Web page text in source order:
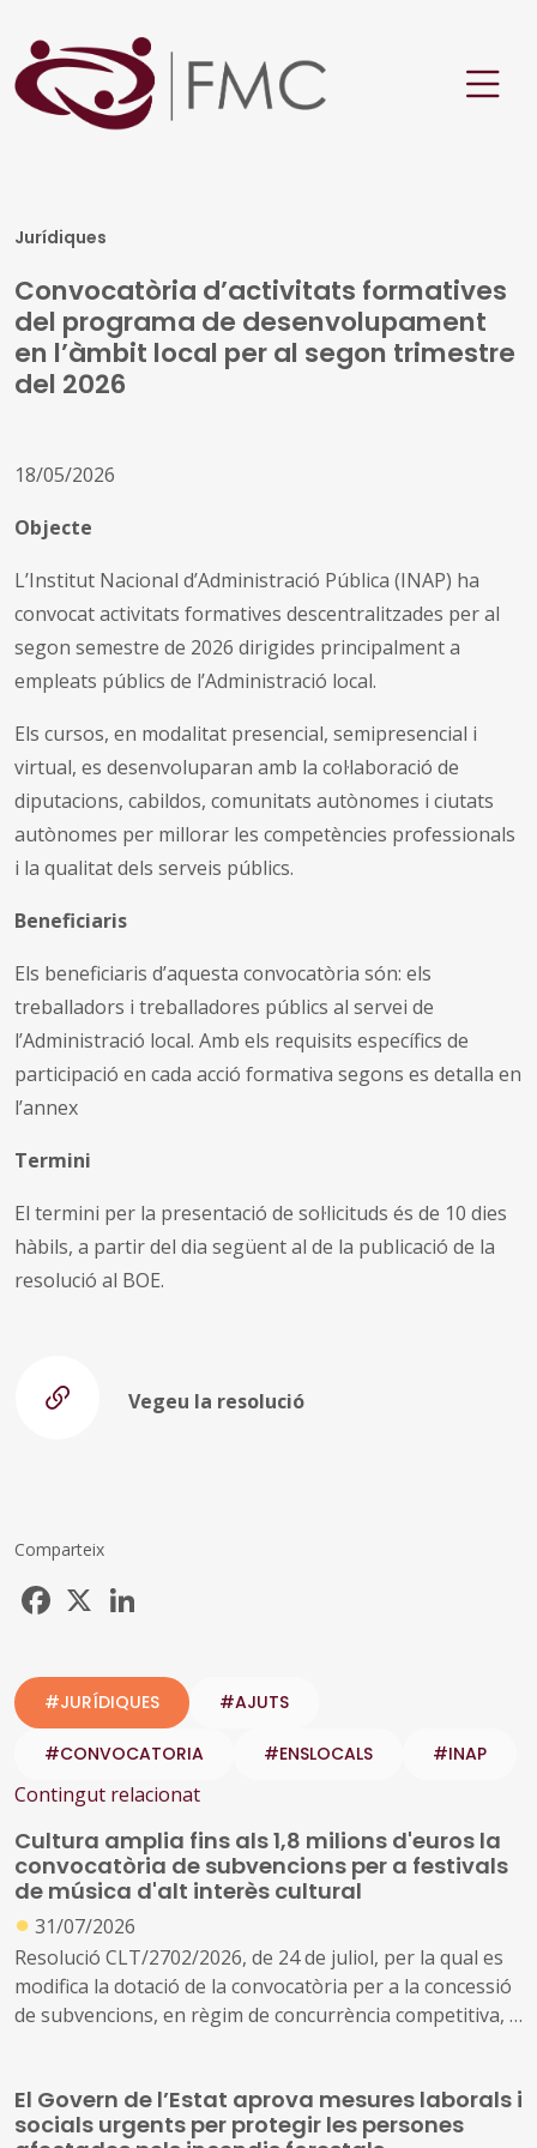
Jurídiques
Convocatòria d’activitats formatives
del programa de desenvolupament
en l’àmbit local per al segon trimestre
del 2026
18/05/2026
Objecte
L’Institut Nacional d’Administració Pública (INAP) ha
convocat activitats formatives descentralitzades per al
segon semestre de 2026 dirigides principalment a
empleats públics de l’Administració local.
Els cursos, en modalitat presencial, semipresencial i
virtual, es desenvoluparan amb la col·laboració de
diputacions, cabildos, comunitats autònomes i ciutats
autònomes per millorar les competències professionals
i la qualitat dels serveis públics.
Beneficiaris
Els beneficiaris d’aquesta convocatòria són: els
treballadors i treballadores públics al servei de
l’Administració local. Amb els requisits específics de
participació en cada acció formativa segons es detalla en
l’annex
Termini
El termini per la presentació de sol·licituds és de 10 dies
hàbils, a partir del dia següent al de la publicació de la
resolució al BOE.
Vegeu la resolució
Comparteix
Facebook
#JURÍDIQUES #AJUTS
#CONVOCATORIA #ENSLOCALS #INAP
Contingut relacionat
Cultura amplia fins als 1,8 milions d'euros la
convocatòria de subvencions per a festivals
de música d'alt interès cultural
● 31/07/2026
Resolució CLT/2702/2026, de 24 de juliol, per la qual es
modifica la dotació de la convocatòria per a la concessió
de subvencions, en règim de concurrència competitiva, a
El Govern de l’Estat aprova mesures laborals i
socials urgents per protegir les persones